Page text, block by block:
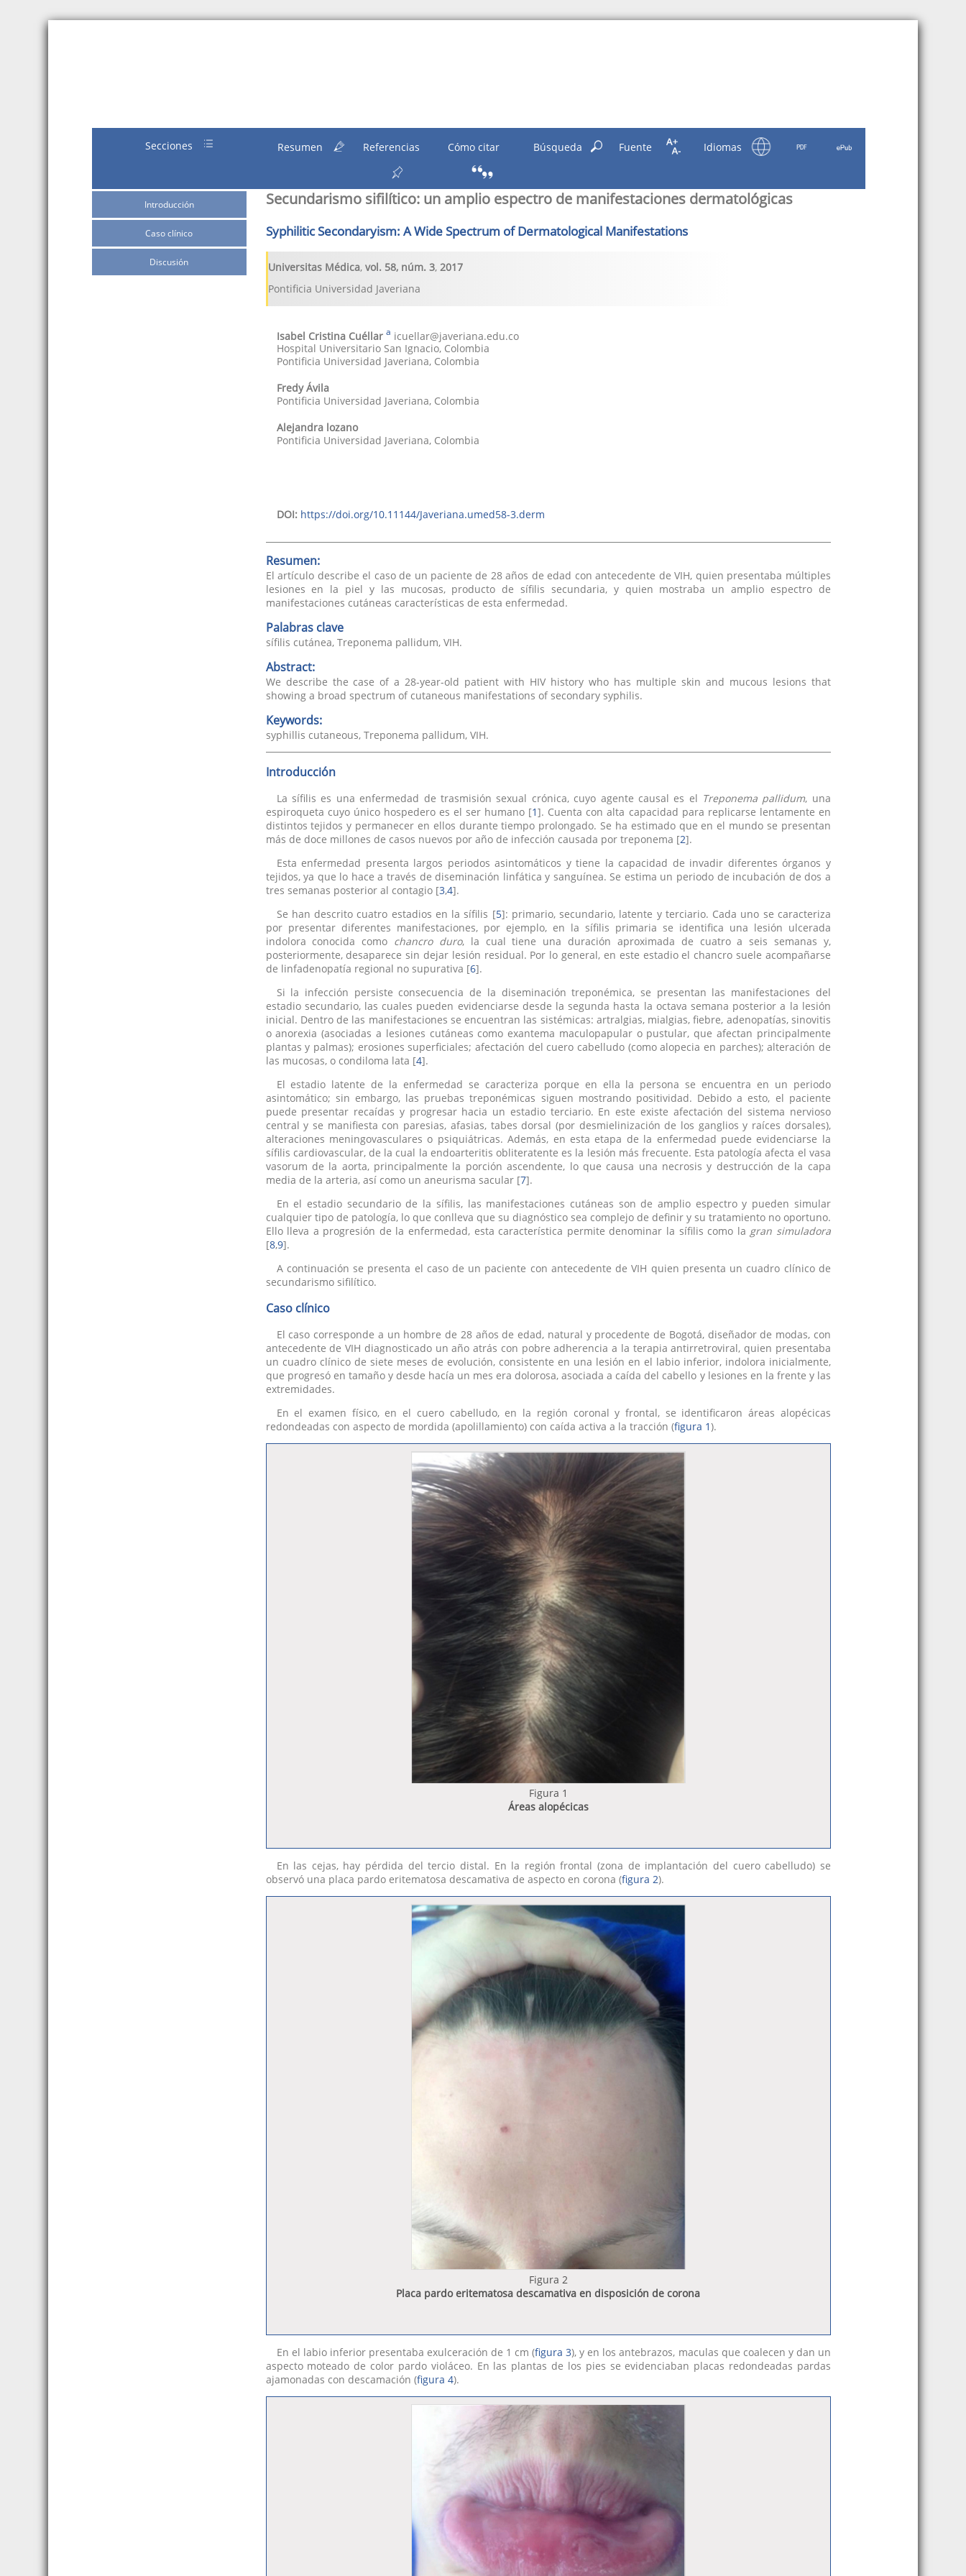
Secciones
Introducción
Caso clínico
Discusión
Resumen Referencias Cómo citar Búsqueda Fuente Idiomas
Secundarismo sifilítico: un amplio espectro de manifestaciones dermatológicas
Syphilitic Secondaryism: A Wide Spectrum of Dermatological Manifestations
Universitas Médica, vol. 58, núm. 3, 2017
Pontificia Universidad Javeriana
Isabel Cristina Cuéllar a icuellar@javeriana.edu.co
Hospital Universitario San Ignacio, Colombia
Pontificia Universidad Javeriana, Colombia
Fredy Ávila
Pontificia Universidad Javeriana, Colombia
Alejandra lozano
Pontificia Universidad Javeriana, Colombia
DOI: https://doi.org/10.11144/Javeriana.umed58-3.derm
Resumen:
El artículo describe el caso de un paciente de 28 años de edad con antecedente de VIH, quien presentaba múltiples
lesiones en la piel y las mucosas, producto de sífilis secundaria, y quien mostraba un amplio espectro de
manifestaciones cutáneas características de esta enfermedad.
Palabras clave
sífilis cutánea, Treponema pallidum, VIH.
Abstract:
We describe the case of a 28-year-old patient with HIV history who has multiple skin and mucous lesions that
showing a broad spectrum of cutaneous manifestations of secondary syphilis.
Keywords:
syphillis cutaneous, Treponema pallidum, VIH.
Introducción
La sífilis es una enfermedad de trasmisión sexual crónica, cuyo agente causal es el Treponema pallidum, una
espiroqueta cuyo único hospedero es el ser humano [1]. Cuenta con alta capacidad para replicarse lentamente en
distintos tejidos y permanecer en ellos durante tiempo prolongado. Se ha estimado que en el mundo se presentan
más de doce millones de casos nuevos por año de infección causada por treponema [2].
Esta enfermedad presenta largos periodos asintomáticos y tiene la capacidad de invadir diferentes órganos y
tejidos, ya que lo hace a través de diseminación linfática y sanguínea. Se estima un periodo de incubación de dos a
tres semanas posterior al contagio [3,4].
Se han descrito cuatro estadios en la sífilis [5]: primario, secundario, latente y terciario. Cada uno se caracteriza
por presentar diferentes manifestaciones, por ejemplo, en la sífilis primaria se identifica una lesión ulcerada
indolora conocida como chancro duro, la cual tiene una duración aproximada de cuatro a seis semanas y,
posteriormente, desaparece sin dejar lesión residual. Por lo general, en este estadio el chancro suele acompañarse
de linfadenopatía regional no supurativa [6].
Si la infección persiste consecuencia de la diseminación treponémica, se presentan las manifestaciones del
estadio secundario, las cuales pueden evidenciarse desde la segunda hasta la octava semana posterior a la lesión
inicial. Dentro de las manifestaciones se encuentran las sistémicas: artralgias, mialgias, fiebre, adenopatías, sinovitis
o anorexia (asociadas a lesiones cutáneas como exantema maculopapular o pustular, que afectan principalmente
plantas y palmas); erosiones superficiales; afectación del cuero cabelludo (como alopecia en parches); alteración de
las mucosas, o condiloma lata [4].
El estadio latente de la enfermedad se caracteriza porque en ella la persona se encuentra en un periodo
asintomático; sin embargo, las pruebas treponémicas siguen mostrando positividad. Debido a esto, el paciente
puede presentar recaídas y progresar hacia un estadio terciario. En este existe afectación del sistema nervioso
central y se manifiesta con paresias, afasias, tabes dorsal (por desmielinización de los ganglios y raíces dorsales),
alteraciones meningovasculares o psiquiátricas. Además, en esta etapa de la enfermedad puede evidenciarse la
sífilis cardiovascular, de la cual la endoarteritis obliteratente es la lesión más frecuente. Esta patología afecta el vasa
vasorum de la aorta, principalmente la porción ascendente, lo que causa una necrosis y destrucción de la capa
media de la arteria, así como un aneurisma sacular [7].
En el estadio secundario de la sífilis, las manifestaciones cutáneas son de amplio espectro y pueden simular
cualquier tipo de patología, lo que conlleva que su diagnóstico sea complejo de definir y su tratamiento no oportuno.
Ello lleva a progresión de la enfermedad, esta característica permite denominar la sífilis como la gran simuladora
[8,9].
A continuación se presenta el caso de un paciente con antecedente de VIH quien presenta un cuadro clínico de
secundarismo sifilítico.
Caso clínico
El caso corresponde a un hombre de 28 años de edad, natural y procedente de Bogotá, diseñador de modas, con
antecedente de VIH diagnosticado un año atrás con pobre adherencia a la terapia antirretroviral, quien presentaba
un cuadro clínico de siete meses de evolución, consistente en una lesión en el labio inferior, indolora inicialmente,
que progresó en tamaño y desde hacía un mes era dolorosa, asociada a caída del cabello y lesiones en la frente y las
extremidades.
En el examen físico, en el cuero cabelludo, en la región coronal y frontal, se identificaron áreas alopécicas
redondeadas con aspecto de mordida (apolillamiento) con caída activa a la tracción (figura 1).
Figura 1
Áreas alopécicas
En las cejas, hay pérdida del tercio distal. En la región frontal (zona de implantación del cuero cabelludo) se
observó una placa pardo eritematosa descamativa de aspecto en corona (figura 2).
Figura 2
Placa pardo eritematosa descamativa en disposición de corona
En el labio inferior presentaba exulceración de 1 cm (figura 3), y en los antebrazos, maculas que coalecen y dan un
aspecto moteado de color pardo violáceo. En las plantas de los pies se evidenciaban placas redondeadas pardas
ajamonadas con descamación (figura 4).